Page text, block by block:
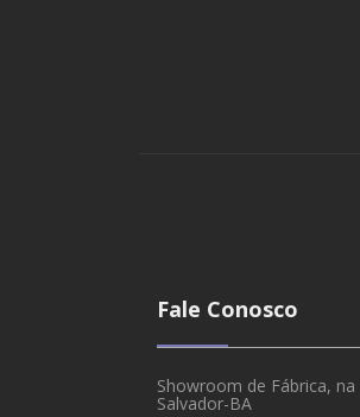
Fale Conosco
Showroom de Fábrica,
Salvador-BA